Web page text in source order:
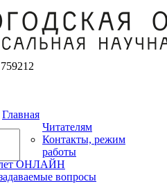
759212
Главная
Читателям
Контакты, режим
работы
ОНЛАЙН
вопросы